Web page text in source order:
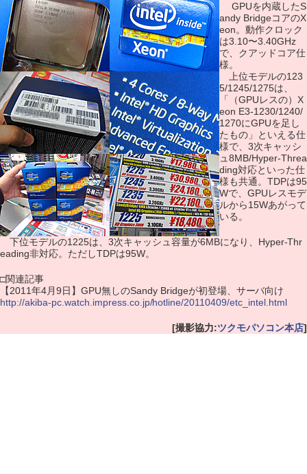
GPUを内蔵したS
andy BridgeコアのX
eon。動作クロック
は3.10〜3.40GHz
で、クアッドコア仕
様。
上位モデルの123
5/1245/1275は、
「（GPUレスの）X
eon E3-1230/1240/
1270にGPUを足し
たもの」といえる仕
様で、3次キャッシ
ュ8MB/Hyper-Threa
ding対応といった仕
様も共通。TDPは95
Wで、GPUレスモデ
ルから15Wあがって
いる。
下位モデルの1225は、3次キャッシュ容量が6MBになり、Hyper-Thr
eading非対応。ただしTDPは95W。
□関連記事
【2011年4月9日】GPU無しのSandy Bridgeが初登場、サーバ向け
http://akiba-pc.watch.impress.co.jp/hotline/20110409/etc_intel.html
[撮影協力:ツクモパソコン本店]